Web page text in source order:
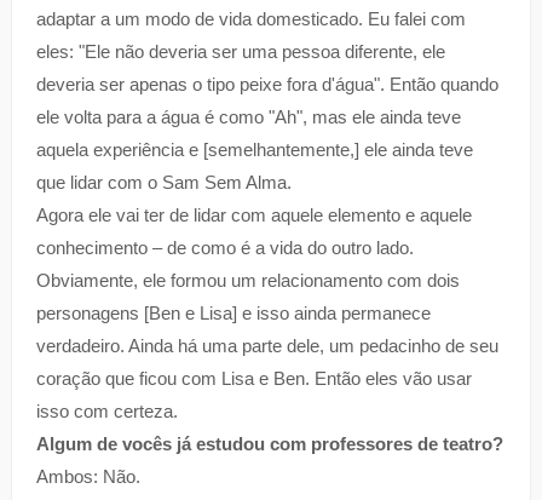
adaptar a um modo de vida domesticado. Eu falei com
eles: "Ele não deveria ser uma pessoa diferente, ele
deveria ser apenas o tipo peixe fora d'água". Então quando
ele volta para a água é como "Ah", mas ele ainda teve
aquela experiência e [semelhantemente,] ele ainda teve
que lidar com o Sam Sem Alma.
Agora ele vai ter de lidar com aquele elemento e aquele
conhecimento – de como é a vida do outro lado.
Obviamente, ele formou um relacionamento com dois
personagens [Ben e Lisa] e isso ainda permanece
verdadeiro. Ainda há uma parte dele, um pedacinho de seu
coração que ficou com Lisa e Ben. Então eles vão usar
isso com certeza.
Algum de vocês já estudou com professores de teatro?
Ambos: Não.